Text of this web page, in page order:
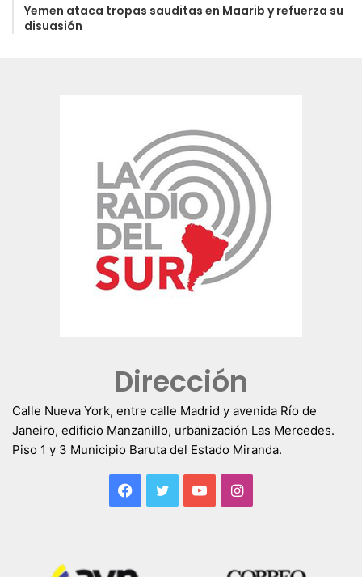
Yemen ataca tropas sauditas en Maarib y refuerza su
disuasión
Dirección
Calle Nueva York, entre calle Madrid y avenida Río de
Janeiro, edificio Manzanillo, urbanización Las Mercedes.
Piso 1 y 3 Municipio Baruta del Estado Miranda.
Facebook
TwitterYouTubeInstagram